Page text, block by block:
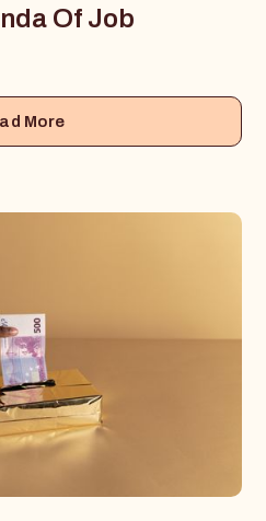
Of Job
More